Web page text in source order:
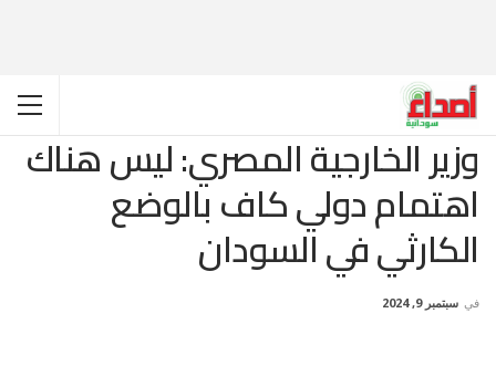
وزير الخارجية المصري: ليس هناك
اهتمام دولي كاف بالوضع
الكارثي في السودان
في سبتمبر 9, 2024